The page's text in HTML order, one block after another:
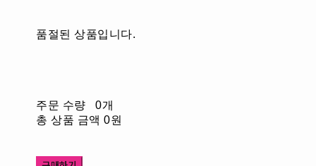
품절된 상품입니다.
주문 수량
0개
총 상품 금액 0원